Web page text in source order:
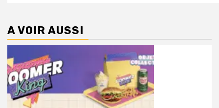
A VOIR AUSSI